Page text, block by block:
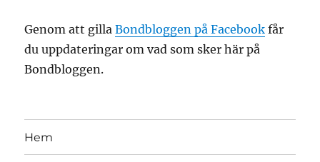
Genom att gillaBondbloggen på Facebook får
du uppdateringar om vad som sker här på
Bondbloggen.
Hem